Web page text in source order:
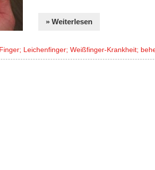
» Weiterlesen
Leichenfinger; Weißfinger-Krankheit;